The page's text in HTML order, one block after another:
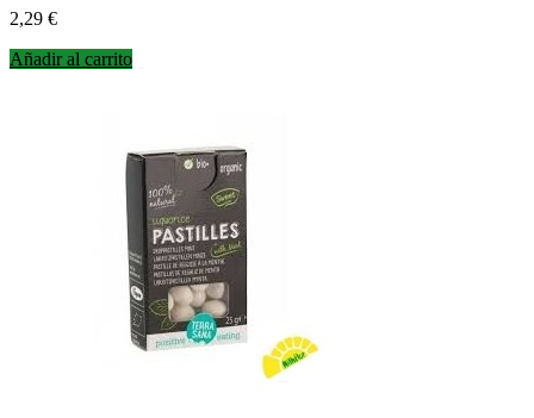
Precio
2,29 €
Añadir al carrito